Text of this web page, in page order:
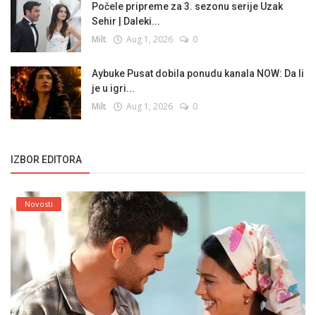
Počele pripreme za 3. sezonu serije Uzak
Sehir | Daleki...
Milt Aug 1, 2026 0
Aybuke Pusat dobila ponudu kanala NOW: Da li
je u igri...
Milt Aug 1, 2026 0
IZBOR EDITORA
Novosti